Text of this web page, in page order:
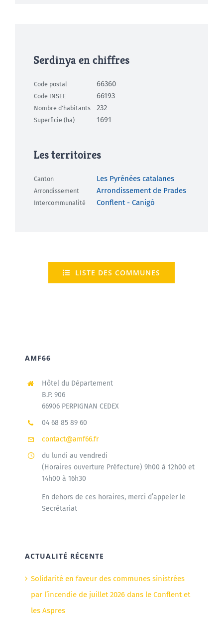
Serdinya en chiffres
Code postal 66360
Code INSEE 66193
Nombre d'habitants 232
Superficie (ha) 1691
Les territoires
Canton Les Pyrénées catalanes
Arrondissement Arrondissement de Prades
Intercommunalité Conflent - Canigó
LISTE DES COMMUNES
AMF66
Hôtel du Département
B.P. 906
66906 PERPIGNAN CEDEX
04 68 85 89 60
contact@amf66.fr
du lundi au vendredi
(Horaires ouverture Préfecture) 9h00 à 12h00 et
14h00 à 16h30
En dehors de ces horaires, merci d’appeler le
Secrétariat
ACTUALITÉ RÉCENTE
Solidarité en faveur des communes sinistrées
par l’incendie de juillet 2026 dans le Conflent et
les Aspres